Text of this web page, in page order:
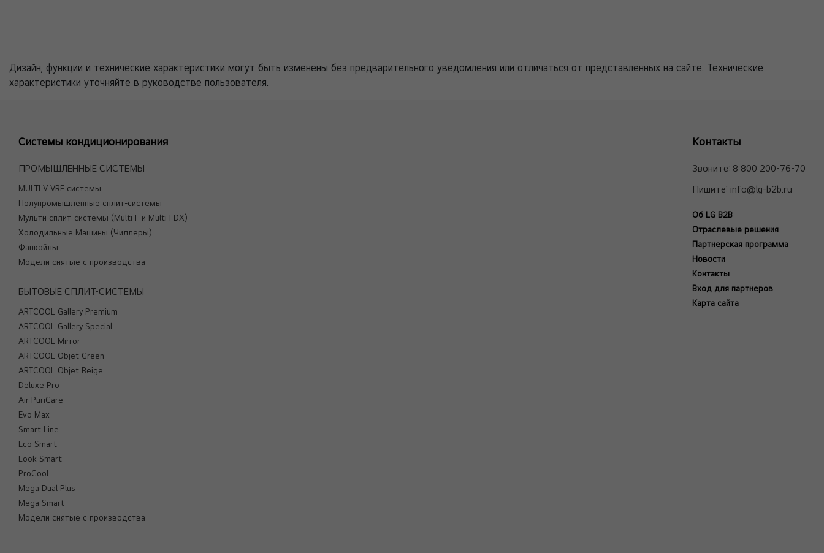
Дизайн, функции и технические характеристики могут быть изменены без предварительного уведомления или отличаться от представленных на сайте. Технические
характеристики уточняйте в руководстве пользователя.
Системы кондиционирования
ПРОМЫШЛЕННЫЕ СИСТЕМЫ
MULTI V VRF системы
Полупромышленные сплит-системы
Мульти сплит-системы (Multi F и Multi FDX)
Холодильные Машины (Чиллеры)
Фанкойлы
Модели снятые с производства
БЫТОВЫЕ СПЛИТ-СИСТЕМЫ
ARTCOOL Gallery Premium
ARTCOOL Gallery Special
ARTCOOL Mirror
ARTCOOL Objet Green
ARTCOOL Objet Beige
Deluxe Pro
Air PuriCare
Evo Max
Smart Line
Eco Smart
Look Smart
ProCool
Mega Dual Plus
Mega Smart
Модели снятые с производства
Контакты
Звоните: 8 800 200-76-70
Пишите: info@lg-b2b.ru
Об LG B2B
Отраслевые решения
Партнерская программа
Новости
Контакты
Вход для партнеров
Карта сайта